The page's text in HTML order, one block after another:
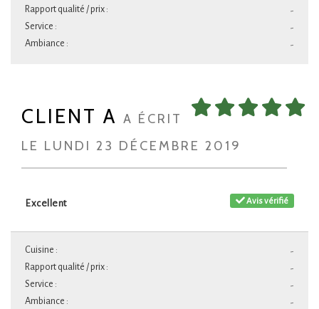
-
Rapport qualité / prix :
-
Service :
-
Ambiance :
CLIENT A A ÉCRIT
LE LUNDI 23 DÉCEMBRE 2019
Avis vérifié
Excellent
-
Cuisine :
-
Rapport qualité / prix :
-
Service :
-
Ambiance :